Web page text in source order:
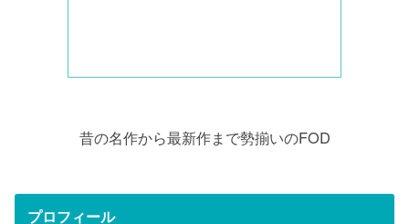
昔の名作から最新作まで勢揃いのFOD
プロフィール